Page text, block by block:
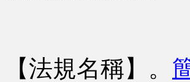
【法規名稱】 。